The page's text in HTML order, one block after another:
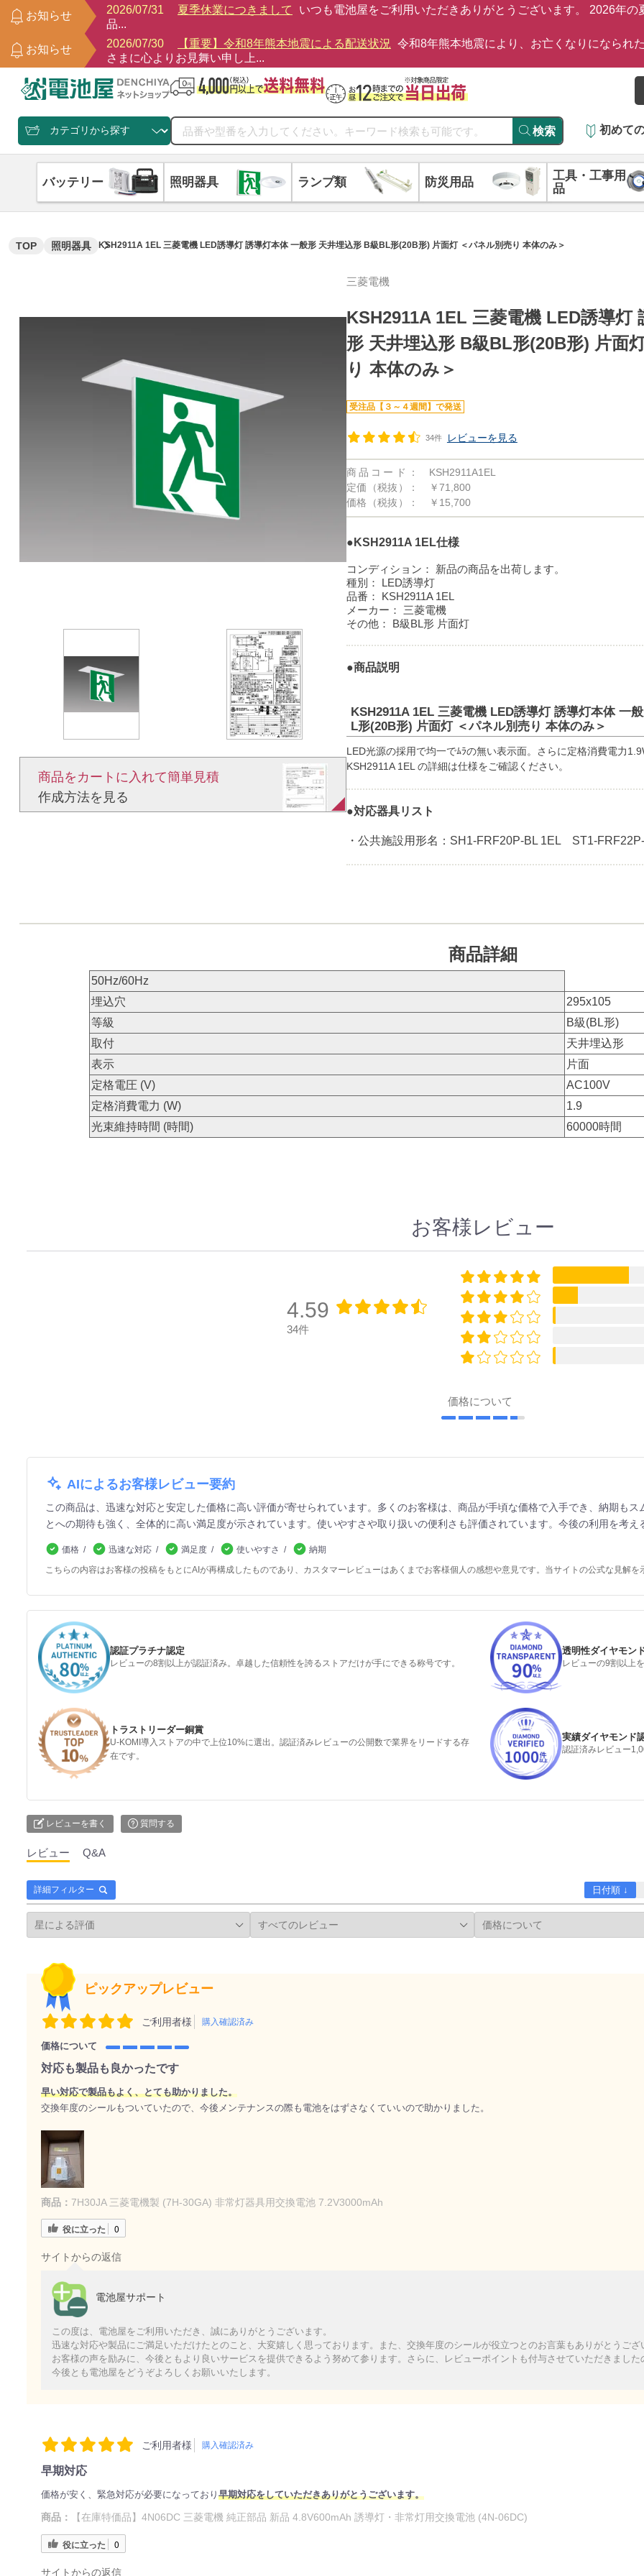
お知らせ
2026/07/31 夏季休業につきまして
いつも電池屋をご利用いただきありがとうございます。 2026年
品...
お知らせ
2026/07/30 【重要】令和8年熊本地震による配送状況 令和8年熊本地震により、お亡くなりになられ
さまに心よりお見舞い申し上...
検索 初めて
バッテリー 照明器具 ランプ類 防災用品
工具・工事用
品
TOP 照明器具 KSH2911A 1EL 三菱電機 LED誘導灯 誘導灯本体 一般形 天井埋込形 B級BL形(20B形) 片面灯 ＜パネル別売り 本体のみ＞
商品をカートに入れて簡単見積​
作成方法を見る​​
三菱電機
KSH2911A 1EL 三菱電機 LED誘導灯
形 天井埋込形 B級BL形(20B形) 片面
り 本体のみ＞
受注品【３～４週間】で発送
34件 レビューを見る
商品コード：
KSH2911A1EL
定価（税抜）：
￥71,800
価格（税抜）：
￥15,700
●KSH2911A 1EL仕様
コンディション：
新品の商品を出荷します。
種別：
LED誘導灯
品番：
KSH2911A 1EL
メーカー：
三菱電機
その他：
B級BL形 片面灯
●商品説明
KSH2911A 1EL 三菱電機 LED誘導灯 誘導灯本体 一
L形(20B形) 片面灯 ＜パネル別売り 本体のみ＞
LED光源の採用で均一でﾑﾗの無い表示面。さらに定格消費電力
KSH2911A 1EL の詳細は仕様をご確認ください。
●対応器具リスト
・公共施設用形名：SH1-FRF20P-BL 1EL ST1-
商品詳細
50Hz/60Hz
埋込穴
295x105
等級
B級(BL形)
取付
天井埋込形
表示
片面
定格電圧 (V)
AC100V
定格消費電力 (W)
1.9
光束維持時間 (時間)
60000時間
お客様レビュー
4.59
34件
価格について
AIによるお客様レビュー要約
この商品は、迅速な対応と安定した価格に高い評価が寄せられています。多くのお客様は、商品が手頃な価格で入手でき、納期も
とへの期待も強く、全体的に高い満足度が示されています。使いやすさや取り扱いの便利さも評価されています。今後の利用を考
価格 迅速な対応 満足度 使いやすさ
納期
こちらの内容はお客様の投稿をもとにAIが再構成したものであり、カスタマーレビューはあくまでお客様個人の感想や意見です。当サイトの公式な見解を
認証プラチナ認定
レビューの8割以上が認証済み。卓越した信頼性を誇るストアだけが手にできる称号です。
透明性ダイヤモン
レビューの9割以上
トラストリーダー銅賞
U-KOMI導入ストアの中で上位10%に選出。認証済みレビューの公開数で業界をリードする存
在です。
実績ダイヤモンド
認証済みレビュー
レビューを書く 質問する
レビュー Q&A
詳細フィルター 日付順 ↓
ピックアップレビュー
ご利用者様 購入確認済み
価格について
対応も製品も良かったです
早い対応で製品もよく、とても助かりました。
交換年度のシールもついていたので、今後メンテナンスの際も電池をはずさなくていいので助かりました。
商品： 7H30JA 三菱電機製 (7H-30GA) 非常灯器具用交換電池 7.2V3000mAh
役に立った 0
サイトからの返信
電池屋サポート
この度は、電池屋をご利用いただき、誠にありがとうございます。
迅速な対応や製品にご満足いただけたとのこと、大変嬉しく思っております。また、交換年度のシールが役立つとのお言葉もありがとうござ
お客様の声を励みに、今後ともより良いサービスを提供できるよう努めて参ります。さらに、レビューポイントも付与させていただきまし
今後とも電池屋をどうぞよろしくお願いいたします。
ご利用者様 購入確認済み
早期対応
価格が安く、緊急対応が必要になっており 早期対応をしていただきありがとうございます。
商品： 【在庫特価品】4N06DC 三菱電機 純正部品 新品 4.8V600mAh 誘導灯・非常灯用交換電池 (4N-06DC)
役に立った 0
サイトからの返信